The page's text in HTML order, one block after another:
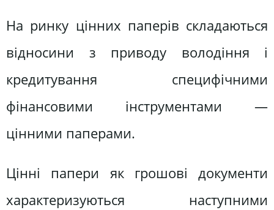
На ринку цінних паперів складаються
відносини з приводу володіння і
кредитування специфічними
фінансовими інструментами —
цінними паперами.
Цінні папери як грошові документи
характеризуються наступними